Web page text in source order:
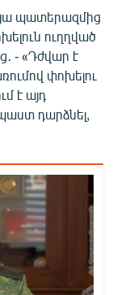
պատերազմից
ուղղված
- «Դժվար է
փոխելու
է այդ
դարձնել,